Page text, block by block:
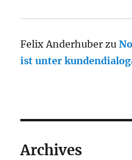
Felix Anderhuber zu
ist unter
Archives